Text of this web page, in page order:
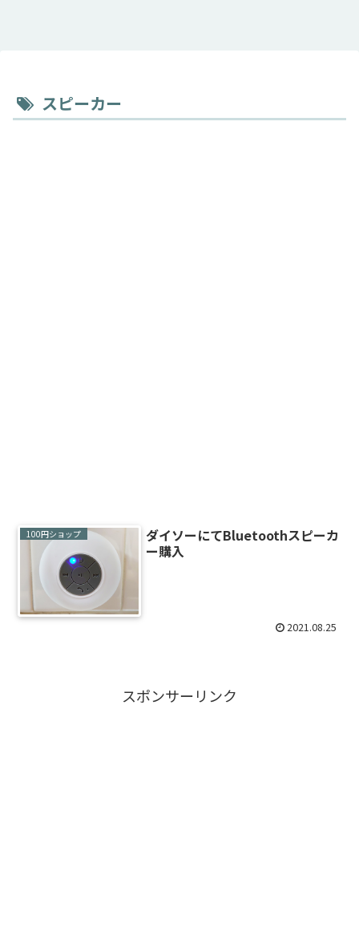
スピーカー
100円ショップ
ダイソーにてBluetoothスピーカ
ー購入
2021.08.25
スポンサーリンク